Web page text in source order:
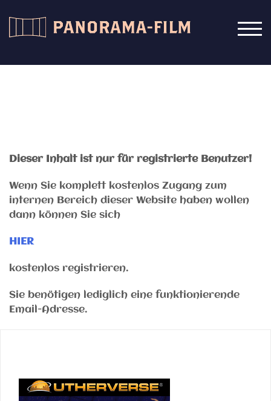
Inhalt
springen
Dieser Inhalt ist nur für registrierte Benutzer!
Wenn Sie komplett kostenlos Zugang zum
internen Bereich dieser Website haben wollen
dann können Sie sich
HIER
kostenlos registrieren.
Sie benötigen lediglich eine funktionierende
Email-Adresse.